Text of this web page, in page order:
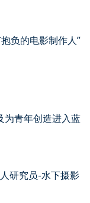
负的电影制作人”
为青年创造进入蓝
研究员-水下摄影